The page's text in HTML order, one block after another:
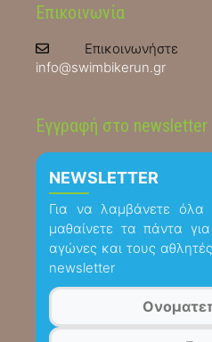
Επικοινωνία
info@swimbikerun.gr
Εγγραφή στο newsletter
NEWSLETTER
Για να λαμβάνετε
μαθαίνετε τα πάντα
αγώνες και τους
newsletter